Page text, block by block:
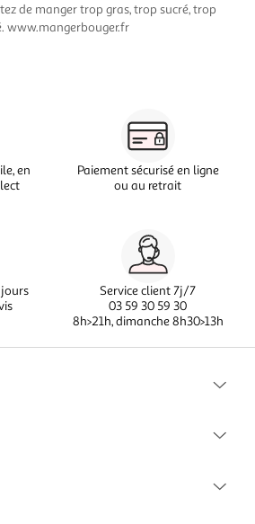
de manger trop gras, trop sucré, trop
www.mangerbouger.fr
en
Paiement sécurisé en ligne
ou au retrait
Service client 7j/7
03 59 30 59 30
8h>21h, dimanche 8h30>13h